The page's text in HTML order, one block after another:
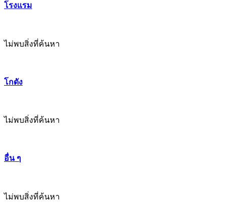
โรงแรม
ไม่พบสิ่งที่ค้นหา
โกดัง
ไม่พบสิ่งที่ค้นหา
อื่น ๆ
ไม่พบสิ่งที่ค้นหา